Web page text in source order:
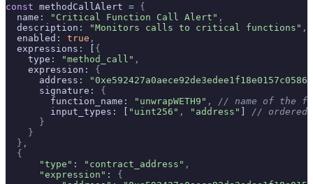
const methodCallAlert = {
  name
: "Critical Function Call Alert" ,
  description
: "Monitors calls to critical functions" ,
  enabled
: true ,
  expressions
: [ {
    type
: "method_call" ,
    expression
:
{
      address
:
      signature
:
{
        function_name
: "unwrapWETH9" ,
// name of the
        input_types
: [ "uint256" , "address" ]
// ordered
      }
    }
  },
  {
      "type"
: "contract_address" ,
      "expression"
:
{